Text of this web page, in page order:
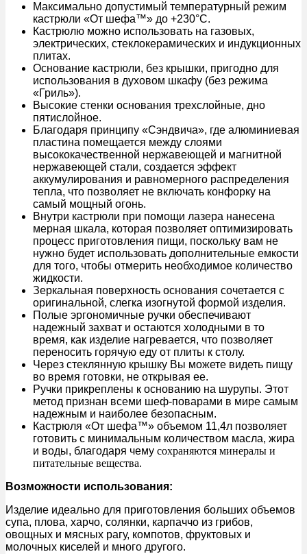
Максимально допустимый температурный режим
кастрюли «От шефа™» до +230°С.
Кастрюлю можно использовать на газовых,
электрических, стеклокерамических и индукционных
плитах.
Основание кастрюли, без крышки, пригодно для
использования в духовом шкафу (без режима
«Гриль»).
Высокие стенки основания трехслойные, дно
пятислойное.
Благодаря принципу «Сэндвича», где алюминиевая
пластина помещается между слоями
высококачественной нержавеющей и магнитной
нержавеющей стали, создается эффект
аккумулирования и равномерного распределения
тепла, что позволяет не включать конфорку на
самый мощный огонь.
Внутри кастрюли при помощи лазера нанесена
мерная шкала, которая позволяет оптимизировать
процесс приготовления пищи, поскольку вам не
нужно будет использовать дополнительные емкости
для того, чтобы отмерить необходимое количество
жидкости.
Зеркальная поверхность основания сочетается с
оригинальной, слегка изогнутой формой изделия.
Полые эргономичные ручки обеспечивают
надежный захват и остаются холодными в то
время, как изделие нагревается, что позволяет
переносить горячую еду от плиты к столу.
Через стеклянную крышку Вы можете видеть пищу
во время готовки, не открывая ее.
Ручки прикреплены к основанию на шурупы. Этот
метод признан всеми шеф-поварами в мире самым
надежным и наиболее безопасным.
Кастрюля «От шефа™» объемом 11,4л позволяет
готовить с минимальным количеством масла, жира
и воды, благодаря чему сохраняются минералы и
питательные вещества.
Возможности использования:
Изделие идеально для приготовления больших объемов
супа, плова, харчо, солянки, карпаччо из грибов,
овощных и мясных рагу, компотов, фруктовых и
молочных киселей и много другого.